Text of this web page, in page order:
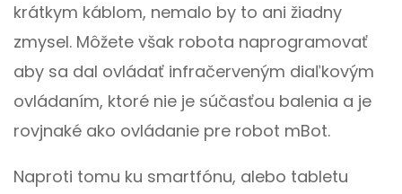
krátkym káblom, nemalo by to ani žiadny
zmysel. Môžete však robota naprogramovať
aby sa dal ovládať infračerveným diaľkovým
ovládaním, ktoré nie je súčasťou balenia a je
rovjnaké ako ovládanie pre robot mBot.
Naproti tomu ku smartfónu, alebo tabletu